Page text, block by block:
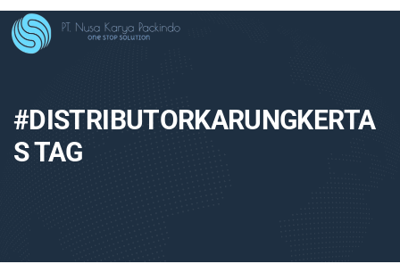
#DISTRIBUTORKARUNGKERTA
S TAG